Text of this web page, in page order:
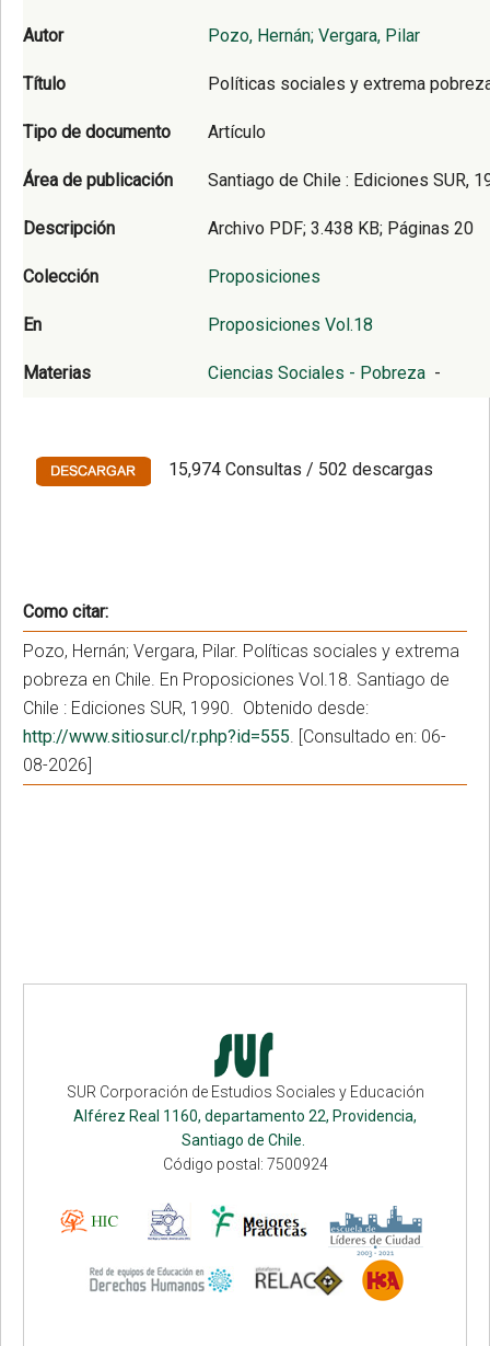
Autor Pozo, Hernán; Vergara, Pilar
Título Políticas sociales y extrema
Tipo de documento Artículo
Área de publicación Santiago de Chile : Ediciones SUR,
Descripción Archivo PDF; 3.438 KB; Páginas 20
Colección Proposiciones
En Proposiciones Vol.18
Materias Ciencias Sociales - Pobreza -
15,974 Consultas / 502 descargas
Como citar:
Pozo, Hernán; Vergara, Pilar. Políticas sociales y extrema
pobreza en Chile. En Proposiciones Vol.18. Santiago de
Chile : Ediciones SUR, 1990. Obtenido desde:
http://www.sitiosur.cl/r.php?id=555. [Consultado en: 06-
08-2026]
SUR Corporación de Estudios Sociales y Educación
Alférez Real 1160, departamento 22, Providencia,
Santiago de Chile.
Código postal: 7500924